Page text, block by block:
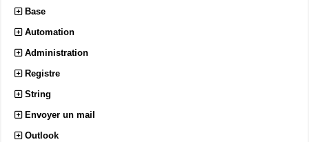
Base
Automation
Administration
Registre
String
Envoyer un mail
Outlook